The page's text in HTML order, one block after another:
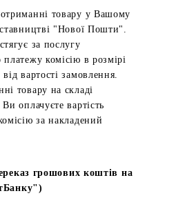
товару у Вашому
"Нової Пошти".
за послугу
платежу комісію в розмірі
вартості замовлення.
товару на складі
оплачуєте вартість
за накладений
грошових коштів на